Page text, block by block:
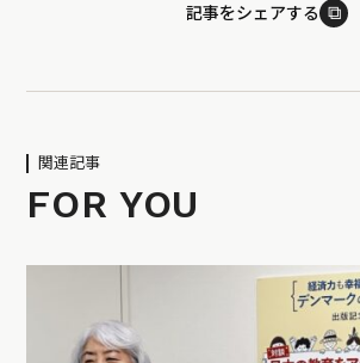
記事をシェアする ⧉
関連記事
FOR YOU